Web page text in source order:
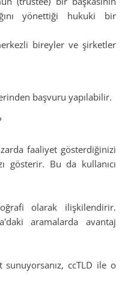
yönettiği hukuki bir
bireyler ve şirketler
başvuru yapılabilir.
faaliyet gösterdiğinizi
gösterir. Bu da kullanıcı
olarak ilişkilendirir.
aramalarda avantaj
ccTLD ile o